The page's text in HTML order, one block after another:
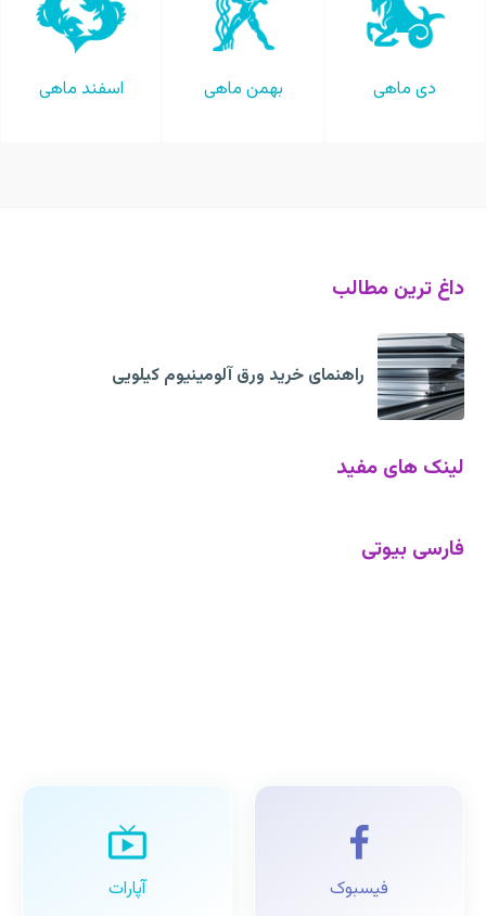
دی ماهی بهمن ماهی اسفند ماهی
داغ ترین مطالب
راهنمای خرید ورق آلومینیوم کیلویی
لینک های مفید
فارسی بیوتی
فیسبوک آپارات